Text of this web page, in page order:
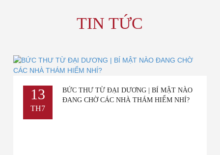
TIN TỨC
13
TH7
BỨC THƯ TỪ ĐẠI DƯƠNG | BÍ MẬT NÀO
ĐANG CHỜ CÁC NHÀ THÁM HIỂM NHÍ?